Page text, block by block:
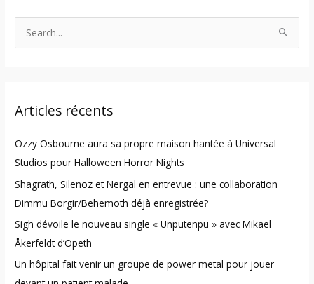
c
f
o
r
:
Articles récents
Ozzy Osbourne aura sa propre maison hantée à Universal
Studios pour Halloween Horror Nights
Shagrath, Silenoz et Nergal en entrevue : une collaboration
Dimmu Borgir/Behemoth déjà enregistrée?
Sigh dévoile le nouveau single « Unputenpu » avec Mikael
Åkerfeldt d’Opeth
Un hôpital fait venir un groupe de power metal pour jouer